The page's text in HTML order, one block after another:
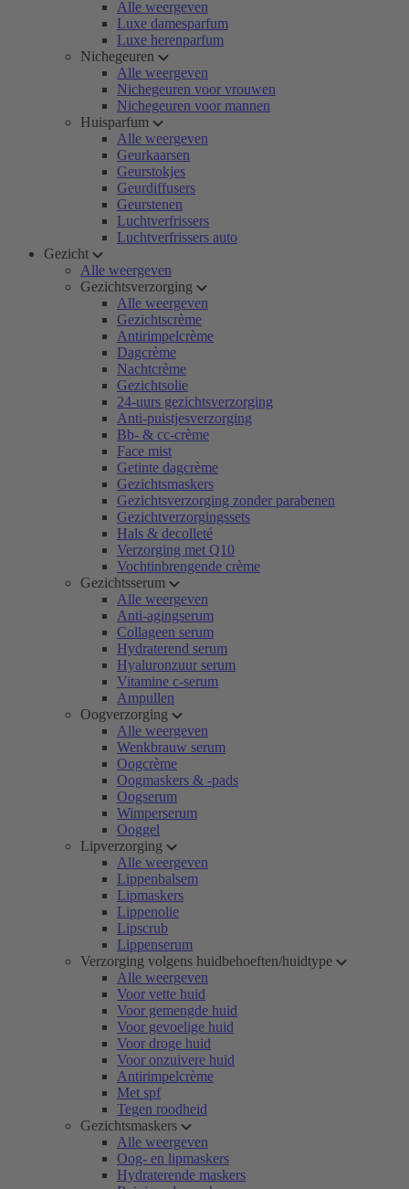
Alle weergeven
Luxe damesparfum
Luxe herenparfum
Nichegeuren
Alle weergeven
Nichegeuren voor vrouwen
Nichegeuren voor mannen
Huisparfum
Alle weergeven
Geurkaarsen
Geurstokjes
Geurdiffusers
Geurstenen
Luchtverfrissers
Luchtverfrissers auto
Gezicht
Alle weergeven
Gezichtsverzorging
Alle weergeven
Gezichtscrème
Antirimpelcrème
Dagcrème
Nachtcrème
Gezichtsolie
24-uurs gezichtsverzorging
Anti-puistjesverzorging
Bb- & cc-crème
Face mist
Getinte dagcrème
Gezichtsmaskers
Gezichtsverzorging zonder parabenen
Gezichtverzorgingssets
Hals & decolleté
Verzorging met Q10
Vochtinbrengende crème
Gezichtsserum
Alle weergeven
Anti-agingserum
Collageen serum
Hydraterend serum
Hyaluronzuur serum
Vitamine c-serum
Ampullen
Oogverzorging
Alle weergeven
Wenkbrauw serum
Oogcrème
Oogmaskers & -pads
Oogserum
Wimperserum
Ooggel
Lipverzorging
Alle weergeven
Lippenbalsem
Lipmaskers
Lippenolie
Lipscrub
Lippenserum
Verzorging volgens huidbehoeften/huidtype
Alle weergeven
Voor vette huid
Voor gemengde huid
Voor gevoelige huid
Voor droge huid
Voor onzuivere huid
Antirimpelcrème
Met spf
Tegen roodheid
Gezichtsmaskers
Alle weergeven
Oog- en lipmaskers
Hydraterende maskers